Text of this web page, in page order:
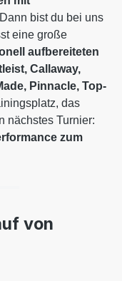
bist du bei uns
eine große
aufbereiteten
Callaway,
Pinnacle, Top-
das
nächstes Turnier:
zum
von